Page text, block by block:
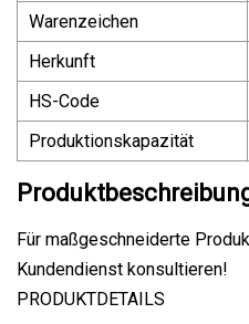
Warenzeichen
Herkunft
HS-Code
Produktionskapazität
Für maßgeschneiderte
Kundendienst konsultieren!
PRODUKTDETAILS